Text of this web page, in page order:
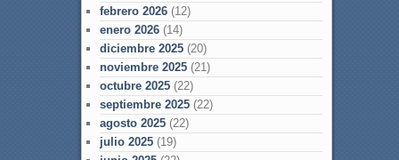
febrero 2026(12)
enero 2026(14)
diciembre 2025(20)
noviembre 2025(21)
octubre 2025(22)
septiembre 2025(22)
agosto 2025(22)
julio 2025(19)